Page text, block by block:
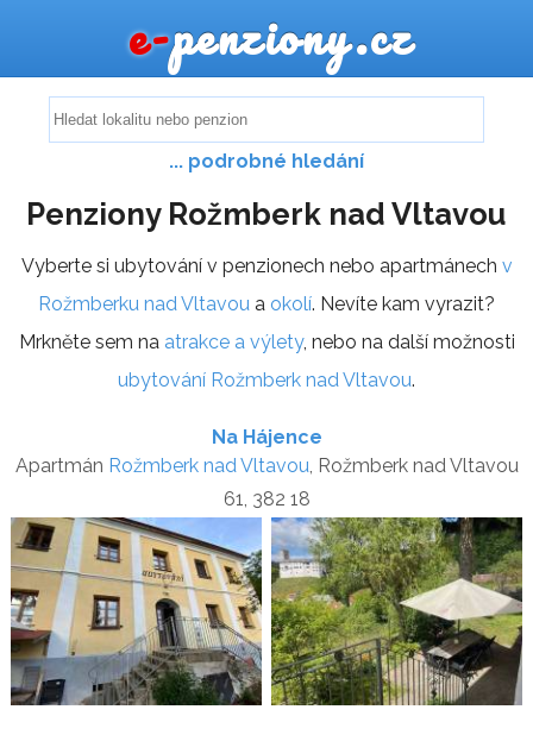
e-penziony.cz
... podrobné hledání
Penziony Rožmberk nad Vltavou
Vyberte si ubytování v penzionech nebo apartmánech v
Rožmberku nad Vltavou a okolí. Nevíte kam vyrazit?
Mrkněte sem na atrakce a výlety, nebo na další možnosti
ubytování Rožmberk nad Vltavou.
Na Hájence
Apartmán Rožmberk nad Vltavou , Rožmberk nad Vltavou
61, 382 18